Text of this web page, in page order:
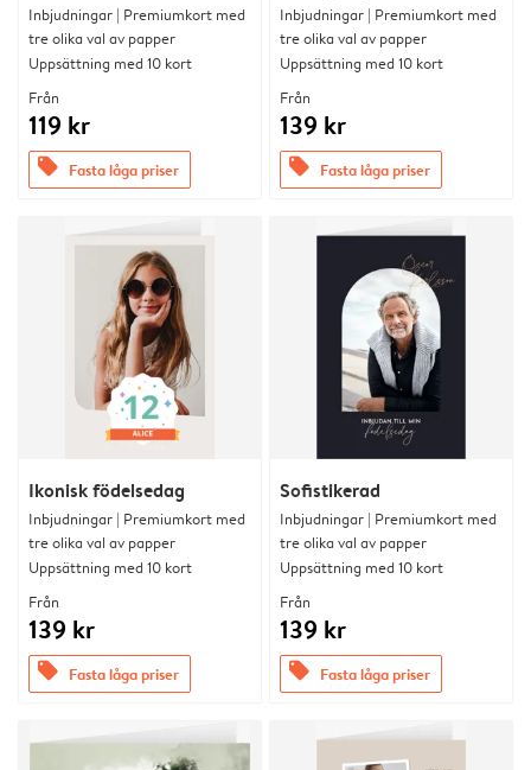
Inbjudningar | Premiumkort med
tre olika val av papper
Uppsättning med 10 kort
Från
119 kr
offers Fasta låga priser
Inbjudningar | Premiumkort med
tre olika val av papper
Uppsättning med 10 kort
Från
139 kr
offers Fasta låga priser
Ikonisk födelsedag
Inbjudningar | Premiumkort med
tre olika val av papper
Uppsättning med 10 kort
Från
139 kr
offers Fasta låga priser
Sofistikerad
Inbjudningar | Premiumkort med
tre olika val av papper
Uppsättning med 10 kort
Från
139 kr
offers Fasta låga priser